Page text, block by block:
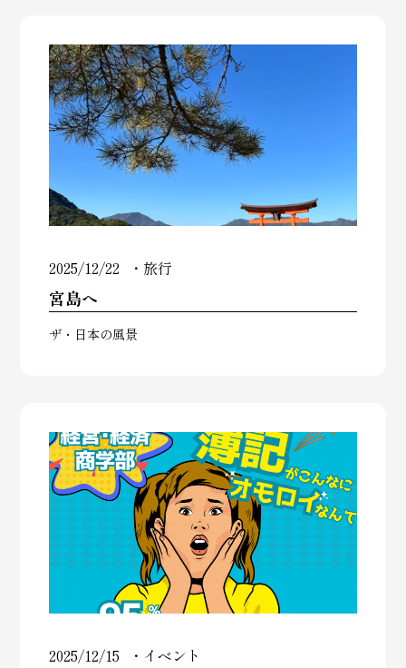
2025/12/22 旅行
宮島へ
ザ・日本の風景
2025/12/15 イベント